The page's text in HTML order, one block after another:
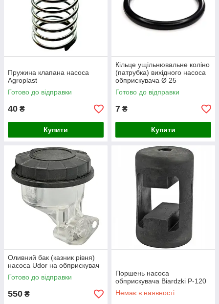
Пружина клапана насоса
Agroplast
Готово до відправки
40 ₴
Купити
Кільце ущільнювальне коліно
(патрубка) вихідного насоса
обприскувача Ø 25
Готово до відправки
7 ₴
Купити
Оливний бак (казник рівня)
насоса Udor на обприскувач
Готово до відправки
550 ₴
Поршень насоса
обприскувача Biardzki Р-120
Немає в наявності